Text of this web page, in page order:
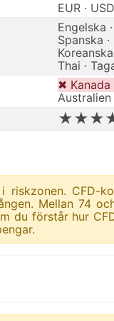
EUR · USD
Engelska
Spanska
Thai ·
✖ Kanada
Australien
riskzonen. CFD-
Mellan 74
du förstår hur